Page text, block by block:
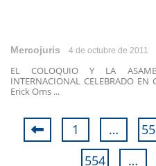
Mercojuris 4 de octubre de 2011
EL COLOQUIO Y LA
INTERNACIONAL CELEBRADO
Erick Oms ...
1 …
554
…